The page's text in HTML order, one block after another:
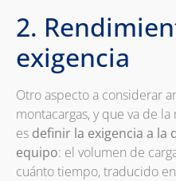
2.
exigencia
Otro aspecto a considerar
montacargas, y que va de
es definir la exigencia a la
equipo: el volumen de
cuánto tiempo, traducido